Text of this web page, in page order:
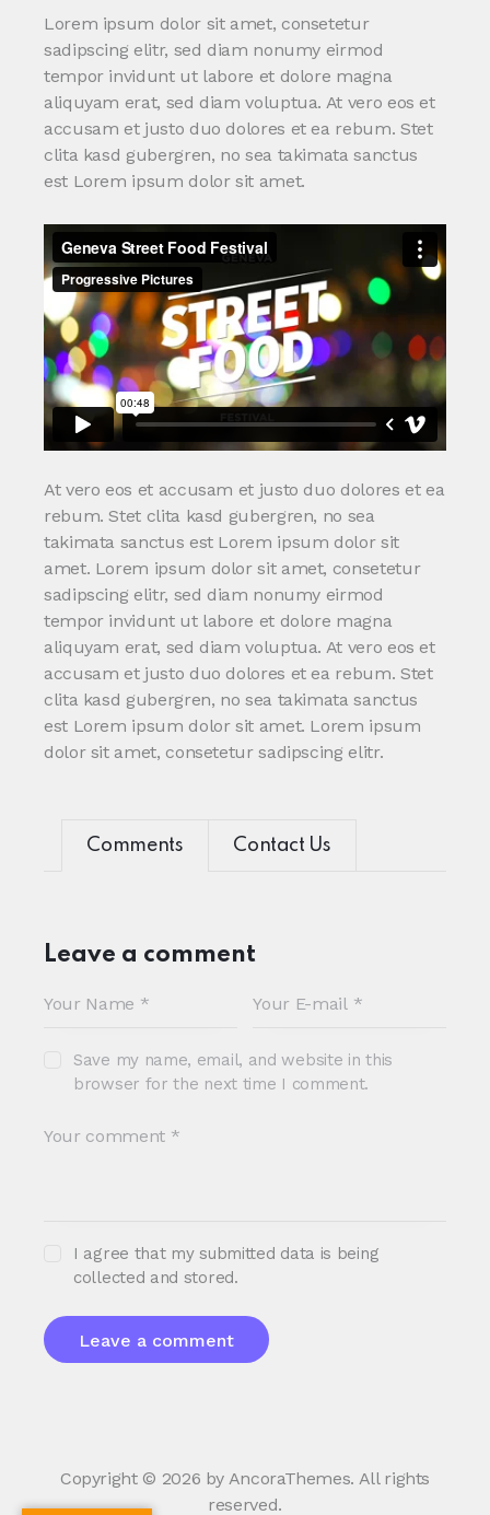
Lorem ipsum dolor sit amet, consetetur
sadipscing elitr, sed diam nonumy eirmod
tempor invidunt ut labore et dolore magna
aliquyam erat, sed diam voluptua. At vero eos et
accusam et justo duo dolores et ea rebum. Stet
clita kasd gubergren, no sea takimata sanctus
est Lorem ipsum dolor sit amet.
At vero eos et accusam et justo duo dolores et ea
rebum. Stet clita kasd gubergren, no sea
takimata sanctus est Lorem ipsum dolor sit
amet. Lorem ipsum dolor sit amet, consetetur
sadipscing elitr, sed diam nonumy eirmod
tempor invidunt ut labore et dolore magna
aliquyam erat, sed diam voluptua. At vero eos et
accusam et justo duo dolores et ea rebum. Stet
clita kasd gubergren, no sea takimata sanctus
est Lorem ipsum dolor sit amet. Lorem ipsum
dolor sit amet, consetetur sadipscing elitr.
Comments Contact Us
Leave a comment
Save my name, email, and website in this
browser for the next time I comment.
I agree that my submitted data is being
collected and stored.
Copyright © 2026 by AncoraThemes. All rights
reserved.